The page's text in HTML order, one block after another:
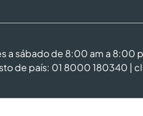
a sábado de 8:00 am a
de país: 01 8000 180340 |